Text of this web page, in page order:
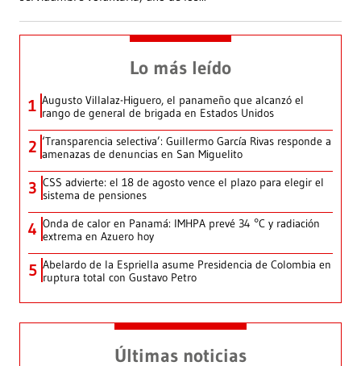
Lo más leído
1 Augusto Villalaz-Higuero, el panameño que alcanzó el
rango de general de brigada en Estados Unidos
2 ‘Transparencia selectiva’: Guillermo García Rivas responde a
amenazas de denuncias en San Miguelito
3 CSS advierte: el 18 de agosto vence el plazo para elegir el
sistema de pensiones
4 Onda de calor en Panamá: IMHPA prevé 34 °C y radiación
extrema en Azuero hoy
5 Abelardo de la Espriella asume Presidencia de Colombia en
ruptura total con Gustavo Petro
Últimas noticias